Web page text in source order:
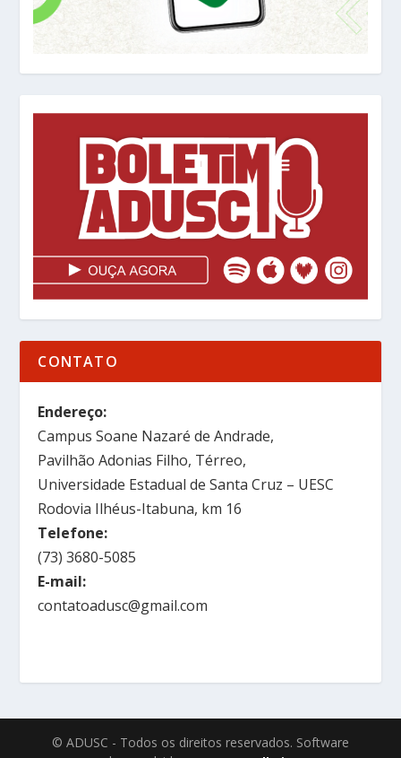
CONTATO
Endereço:
Campus Soane Nazaré de Andrade,
Pavilhão Adonias Filho, Térreo,
Universidade Estadual de Santa Cruz – UESC
Rodovia Ilhéus-Itabuna, km 16
Telefone:
(73) 3680-5085
E-mail:
contatoadusc@gmail.com
© ADUSC - Todos os direitos reservados. Software